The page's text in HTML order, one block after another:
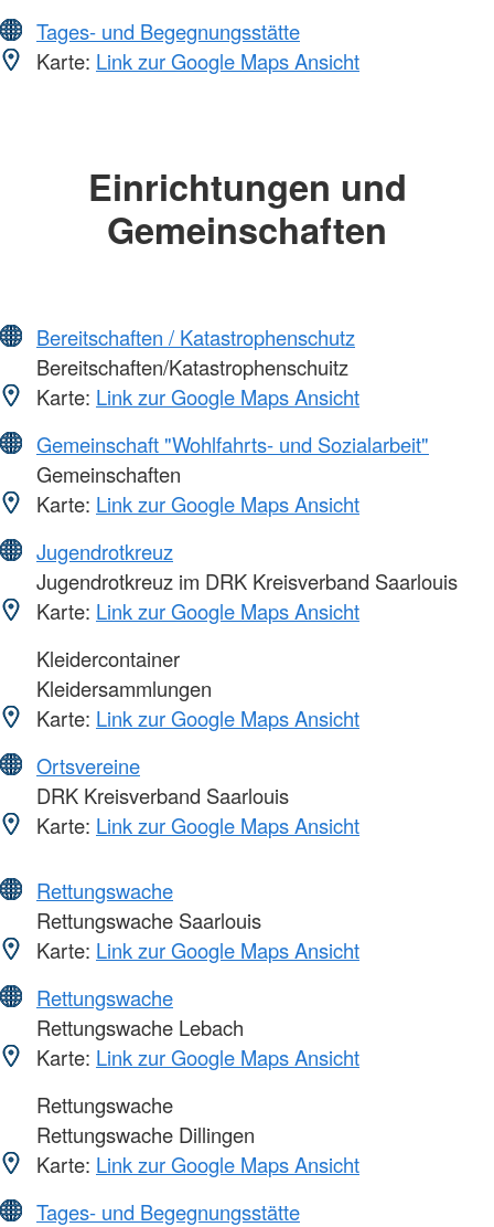
Tages- und Begegnungsstätte
Karte: Link zur Google Maps Ansicht
Einrichtungen und
Gemeinschaften
Bereitschaften / Katastrophenschutz
Bereitschaften/Katastrophenschuitz
Karte: Link zur Google Maps Ansicht
Gemeinschaft "Wohlfahrts- und Sozialarbeit"
Gemeinschaften
Karte: Link zur Google Maps Ansicht
Jugendrotkreuz
Jugendrotkreuz im DRK Kreisverband Saarlouis
Karte: Link zur Google Maps Ansicht
Kleidercontainer
Kleidersammlungen
Karte: Link zur Google Maps Ansicht
Ortsvereine
DRK Kreisverband Saarlouis
Karte: Link zur Google Maps Ansicht
Rettungswache
Rettungswache Saarlouis
Karte: Link zur Google Maps Ansicht
Rettungswache
Rettungswache Lebach
Karte: Link zur Google Maps Ansicht
Rettungswache
Rettungswache Dillingen
Karte: Link zur Google Maps Ansicht
Tages- und Begegnungsstätte